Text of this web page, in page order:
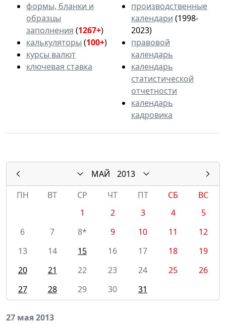
формы, бланки и
образцы
заполнения (1267+)
калькуляторы (100+)
курсы валют
ключевая ставка
производственные
календари (1998-
2023)
правовой
календарь
календарь
статистической
отчетности
календарь
кадровика
МАЙ
2013
ПН
ВТ СР ЧТ ПТ СБ
ВС
1
2 3 4
5
6
7 8* 9 10 11
12
13
14 15 16 17 18
19
20
21 22 23 24 25
26
27
28 29 30 31
27 мая 2013